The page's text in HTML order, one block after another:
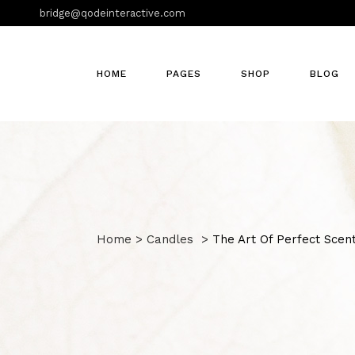
bridge@qodeinteractive.com
HOME PAGES SHOP BLOG
Home > Candles > The Art Of Perfect